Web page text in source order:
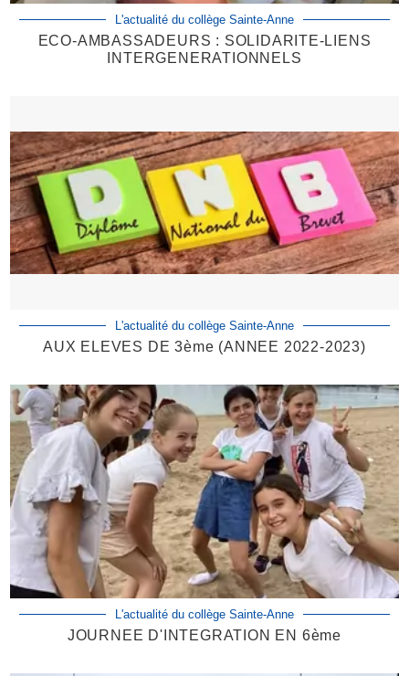
L'actualité du collège Sainte-Anne
ECO-AMBASSADEURS : SOLIDARITE-LIENS
INTERGENERATIONNELS
L'actualité du collège Sainte-Anne
AUX ELEVES DE 3ème (ANNEE 2022-2023)
L'actualité du collège Sainte-Anne
JOURNEE D'INTEGRATION EN 6ème